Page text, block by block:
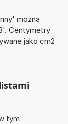
można
Centymetry
jako cm2
tym